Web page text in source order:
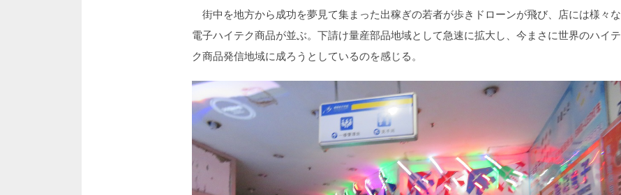
街中を地方から成功を夢見て集まった出稼ぎの若者が歩きドローンが飛び、店には様々な
電子ハイテク商品が並ぶ。下請け量産部品地域として急速に拡大し、今まさに世界のハイテ
ク商品発信地域に成ろうとしているのを感じる。